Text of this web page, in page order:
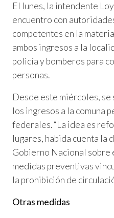
El lunes, la intendente
encuentro con
competentes en la
ambos ingresos a la
policía y bomberos para
personas.
Desde este miércoles, se
los ingresos a la comuna
federales. “La idea es
lugares, habida cuenta la
Gobierno Nacional sobre
medidas preventivas
la prohibición de
Otras medidas